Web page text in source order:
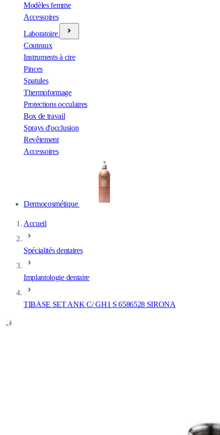
Modèles femme
Accessoires
Laboratoire
Couteaux
Instruments à cire
Pinces
Spatules
Thermoformage
Protections occulaires
Box de travail
Sprays d'occlusion
Revêtement
Accessoires
Dermocosmétique
Accueil
Spécialités dentaires
Implantologie dentaire
TIBASE SET ANK C/ GH1 S 6586528 SIRONA